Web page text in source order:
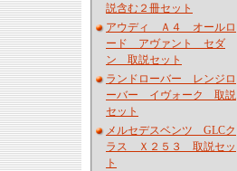
説含む２冊セット
アウディ Ａ４ オールロ
ード アヴァント セダ
ン 取説セット
ランドローバー レンジロ
ーバー イヴォーク 取説
セット
メルセデスベンツ GLCク
ラス Ｘ２５３ 取説セッ
ト